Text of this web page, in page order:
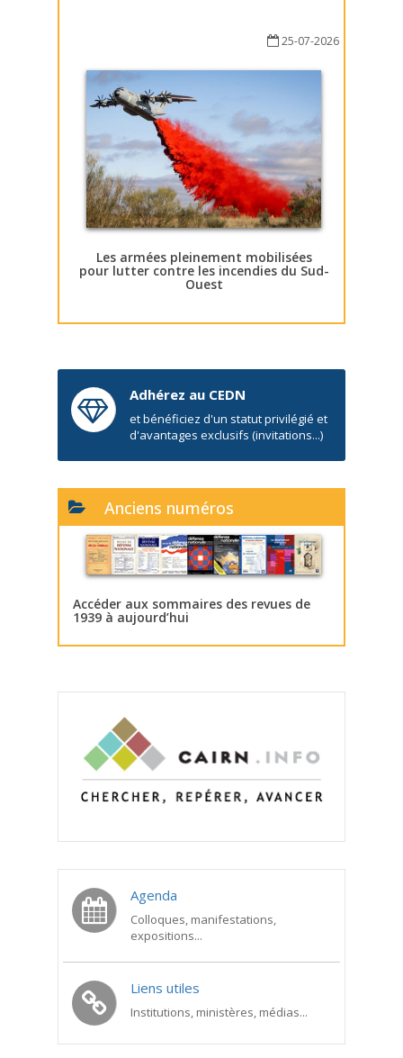
25-07-2026
Les armées pleinement mobilisées
pour lutter contre les incendies du Sud-
Ouest
Adhérez au CEDN
et bénéficiez d'un statut privilégié et
d'avantages exclusifs (invitations...)
Anciens numéros
Accéder aux sommaires des revues de
1939 à aujourd’hui
Agenda
Colloques, manifestations,
expositions...
Liens utiles
Institutions, ministères, médias...